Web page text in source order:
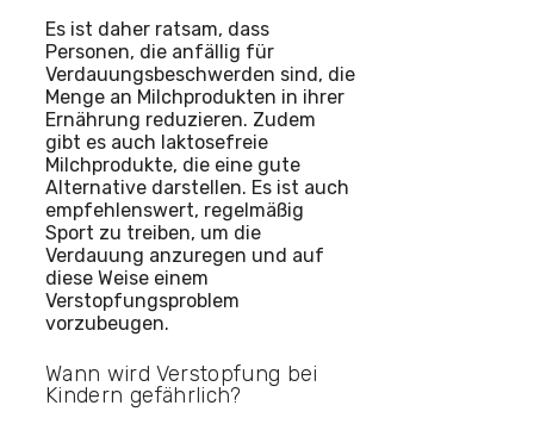
Es ist daher ratsam, dass
Personen, die anfällig für
Verdauungsbeschwerden sind, die
Menge an Milchprodukten in ihrer
Ernährung reduzieren. Zudem
gibt es auch laktosefreie
Milchprodukte, die eine gute
Alternative darstellen. Es ist auch
empfehlenswert, regelmäßig
Sport zu treiben, um die
Verdauung anzuregen und auf
diese Weise einem
Verstopfungsproblem
vorzubeugen.
Wann wird Verstopfung bei
Kindern gefährlich?